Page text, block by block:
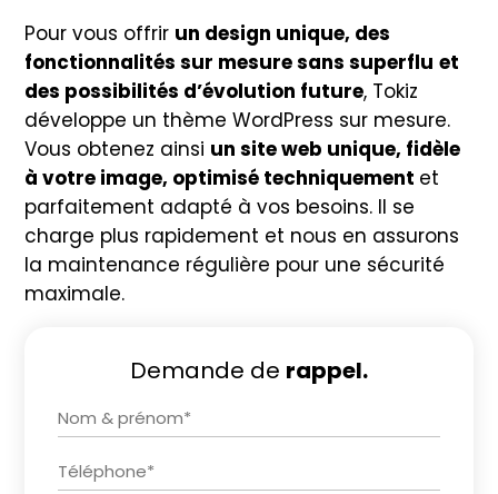
Pour vous offrir un design unique, des
fonctionnalités sur mesure sans superflu et
des possibilités d’évolution future, Tokiz
développe un thème WordPress sur mesure.
Vous obtenez ainsi un site web unique, fidèle
à votre image, optimisé techniquement et
parfaitement adapté à vos besoins. Il se
charge plus rapidement et nous en assurons
la maintenance régulière pour une sécurité
maximale.
Demande de rappel.